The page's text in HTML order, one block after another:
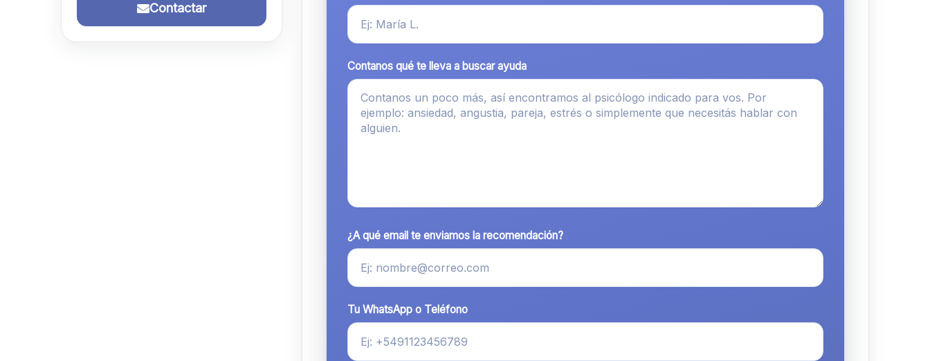
Contactar
Contanos qué te lleva a buscar ayuda
¿A qué email te enviamos la recomendación?
Tu WhatsApp o Teléfono